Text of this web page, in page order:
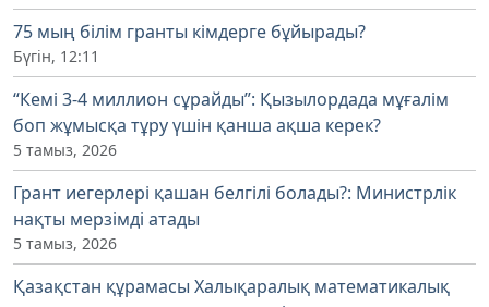
75 мың білім гранты кімдерге бұйырады?
Бүгін, 12:11
“Кемі 3-4 миллион сұрайды”: Қызылордада мұғалім
боп жұмысқа тұру үшін қанша ақша керек?
5 тамыз, 2026
Грант иегерлері қашан белгілі болады?: Министрлік
нақты мерзімді атады
5 тамыз, 2026
Қазақстан құрамасы Халықаралық математикалық